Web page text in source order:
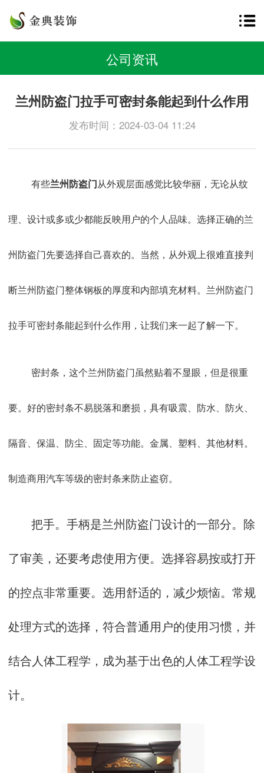
公司资讯
兰州防盗门拉手可密封条能起到什么作用
发布时间：2024-03-04 11:24
有些兰州防盗门从外观层面感觉比较华丽，无论从纹
理、设计或多或少都能反映用户的个人品味。选择正确的兰
州防盗门先要选择自己喜欢的。当然，从外观上很难直接判
断兰州防盗门整体钢板的厚度和内部填充材料。兰州防盗门
拉手可密封条能起到什么作用，让我们来一起了解一下。
密封条，这个兰州防盗门虽然贴着不显眼，但是很重
要。好的密封条不易脱落和磨损，具有吸震、防水、防火、
隔音、保温、防尘、固定等功能。金属、塑料、其他材料。
制造商用汽车等级的密封条来防止盗窃。
把手。手柄是兰州防盗门设计的一部分。除
了审美，还要考虑使用方便。选择容易按或打开
的控点非常重要。选用舒适的，减少烦恼。常规
处理方式的选择，符合普通用户的使用习惯，并
结合人体工程学，成为基于出色的人体工程学设
计。